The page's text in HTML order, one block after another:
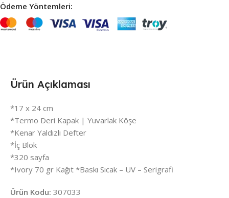
Ödeme Yöntemleri:
Ürün Açıklaması
*17 x 24 cm
*Termo Deri Kapak | Yuvarlak Köşe
*Kenar Yaldızlı Defter
*İç Blok
*320 sayfa
*Ivory 70 gr Kağıt *Baskı Sıcak – UV – Serigrafi
Ürün Kodu: 307033